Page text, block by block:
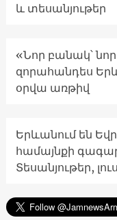
և տեսանյութեր
«Նոր բանակ՝
զորահանդես
օրվա առթիվ
Երևանում են
համայնքի
Տեսանյութեր,